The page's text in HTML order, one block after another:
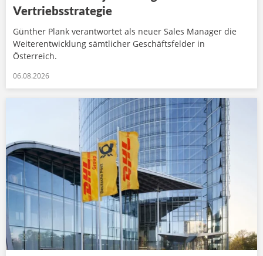
Vertriebsstrategie
Günther Plank verantwortet als neuer Sales Manager die
Weiterentwicklung sämtlicher Geschäftsfelder in
Österreich.
06.08.2026